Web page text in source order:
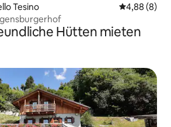
Tesino
4,88 (8)
Hütten mieten